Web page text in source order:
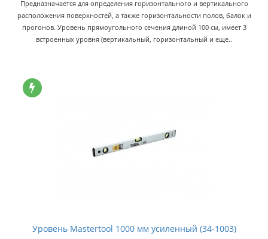
Предназначается для определения горизонтального и вертикального
расположения поверхностей, а также горизонтальности полов, балок и
прогонов. Уровень прямоугольного сечения длиной 100 см, имеет 3
встроенных уровня (вертикальный, горизонтальный и еще..
Уровень Mastertool 1000 мм усиленный (34-1003)